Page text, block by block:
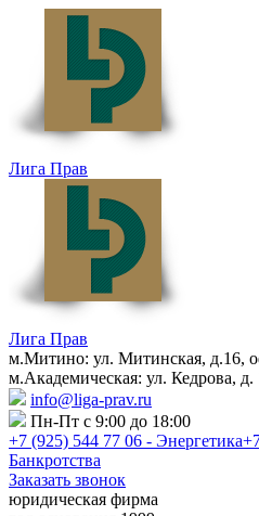
Лига Прав
Лига Прав
м.Митино: ул. Митинская, д.16,
м.Академическая: ул. Кедрова,
info@liga-prav.ru
Пн-Пт с 9:00 до 18:00
+7 (925) 544 77 06 - Энергетика
Банкротства
Заказать звонок
юридическая фирма